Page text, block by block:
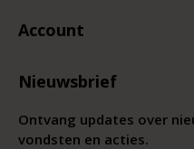
Account
Nieuwsbrief
Ontvang updates over
vondsten en acties.